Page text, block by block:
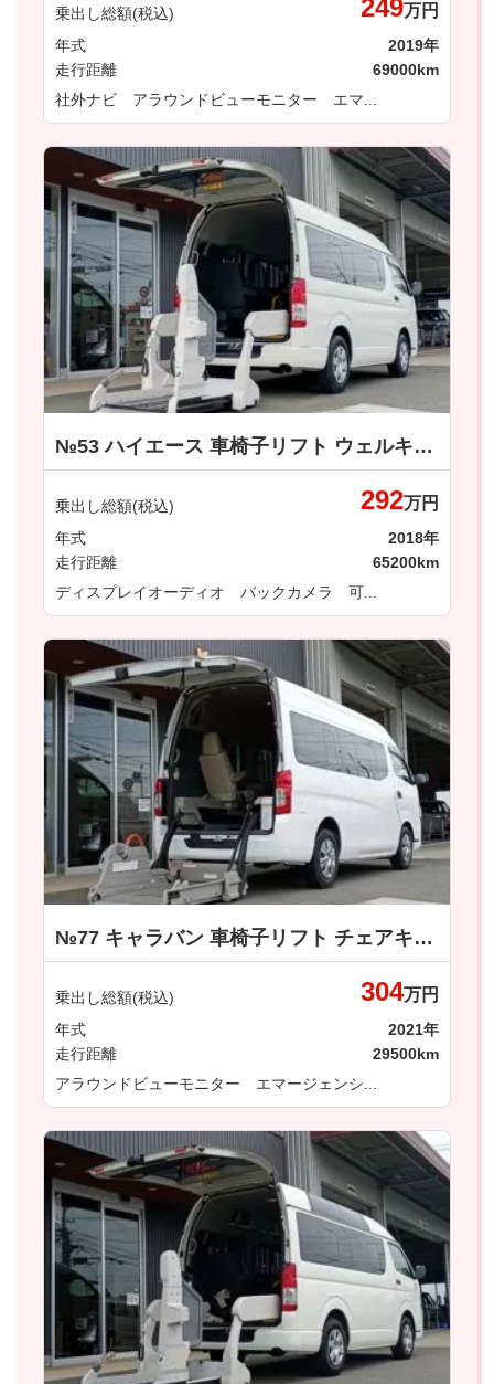
乗出し総額(税込) 249万円
年式
2019年
走行距離
69000km
社外ナビ アラウンドビューモニター エマ...
№53 ハイエース 車椅子リフト ウェルキャブ 車いす仕様車 Ｂタイプ トヨタ
乗出し総額(税込) 292万円
年式
2018年
走行距離
65200km
ディスプレイオーディオ バックカメラ 可...
№77 キャラバン 車椅子リフト チェアキャブ車いすリフトＭタイプ 日産
乗出し総額(税込) 304万円
年式
2021年
走行距離
29500km
アラウンドビューモニター エマージェンシ...